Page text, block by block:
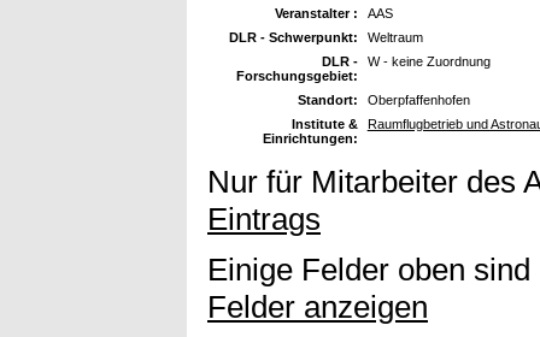
Veranstalter :
AAS
DLR - Schwerpunkt:
Weltraum
DLR -
Forschungsgebiet:
W - keine Zuordnung
Standort:
Oberpfaffenhofen
Institute &
Einrichtungen:
Raumflugbetrieb und
Nur für Mitarbeiter des
Eintrags
Einige Felder oben
Felder anzeigen